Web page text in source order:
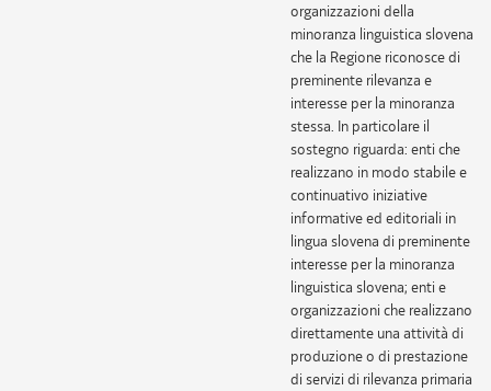
organizzazioni della
minoranza linguistica slovena
che la Regione riconosce di
preminente rilevanza e
interesse per la minoranza
stessa. In particolare il
sostegno riguarda: enti che
realizzano in modo stabile e
continuativo iniziative
informative ed editoriali in
lingua slovena di preminente
interesse per la minoranza
linguistica slovena; enti e
organizzazioni che realizzano
direttamente una attività di
produzione o di prestazione
di servizi di rilevanza primaria